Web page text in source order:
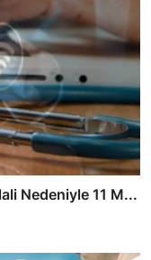
Nedeniyle 11 M...